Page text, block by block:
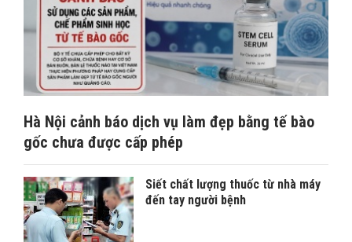
Hà Nội cảnh báo dịch vụ làm đẹp bằng tế bào
gốc chưa được cấp phép
Siết chất lượng thuốc từ nhà máy
đến tay người bệnh